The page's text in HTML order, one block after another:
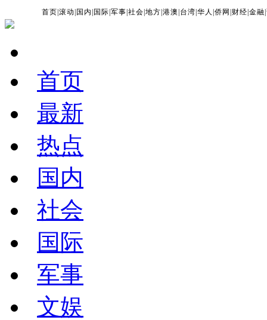
首页 |滚动 国内 国际 |军事 |社会 |地方 |港澳 台湾 |华人 |侨网 财经 |金融 |
首页
最新
热点
国内
社会
国际
军事
文娱